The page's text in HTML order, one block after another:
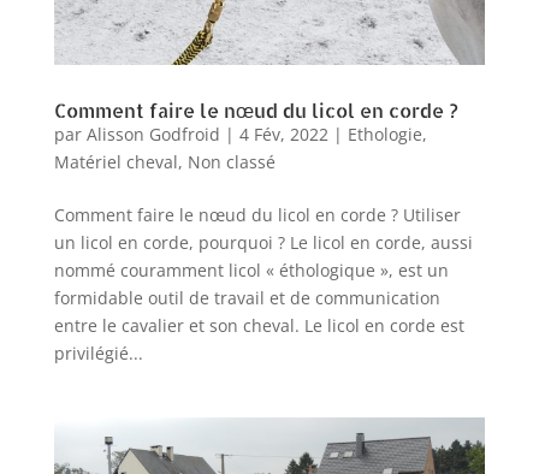
Comment faire le nœud du licol en corde ?
par Alisson Godfroid | 4 Fév, 2022 | Ethologie,
Matériel cheval, Non classé
Comment faire le nœud du licol en corde ? Utiliser
un licol en corde, pourquoi ? Le licol en corde, aussi
nommé couramment licol « éthologique », est un
formidable outil de travail et de communication
entre le cavalier et son cheval. Le licol en corde est
privilégié...